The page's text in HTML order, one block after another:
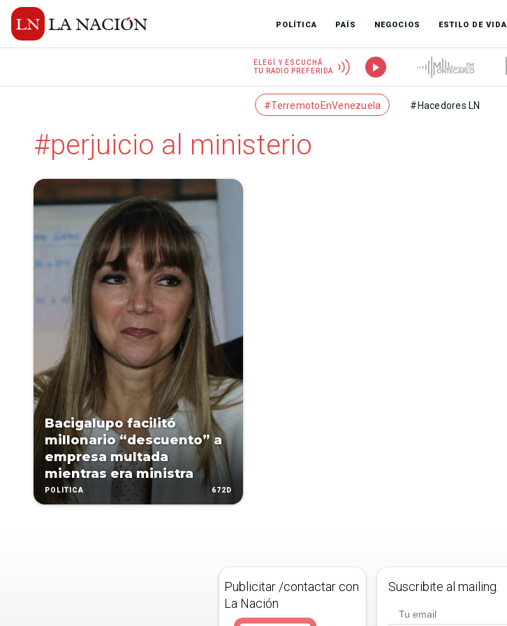
POLÍTICA PAÍS NEGOCIOS ESTILO DE VIDA
ELEGÍ Y ESCUCHÁ
TU RADIO PREFERIDA
#TerremotoEnVenezuela #Hacedores LN
#perjuicio al ministerio
Bacigalupo facilitó
millonario “descuento” a
empresa multada
mientras era ministra
POLÍTICA 672D
Publicitar /contactar con
La Nación
Suscribite al mailing.